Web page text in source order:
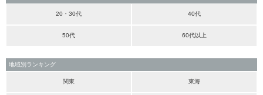
20・30代 40代
50代 60代以上
地域別ランキング
関東 東海